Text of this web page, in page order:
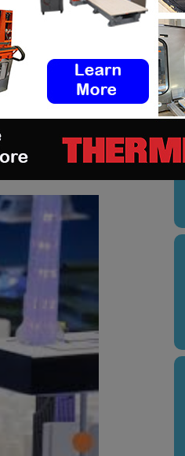
, a expliqué:
en vain ;] ils
ce parcours],
l’impression 3D.
»
et poursuivront une